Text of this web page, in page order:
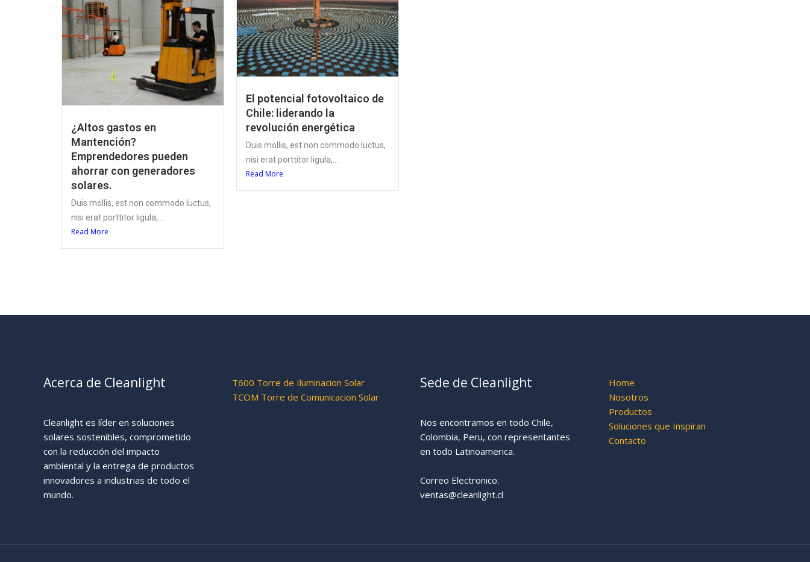
El potencial fotovoltaico de
Chile: liderando la
revolución energética
Duis mollis, est non commodo luctus,
nisi erat porttitor ligula,...
Read More
¿Altos gastos en
Mantención?
Emprendedores pueden
ahorrar con generadores
solares.
Duis mollis, est non commodo luctus,
nisi erat porttitor ligula,...
Read More
Acerca de Cleanlight
Cleanlight es líder en soluciones
solares sostenibles, comprometido
con la reducción del impacto
ambiental y la entrega de productos
innovadores a industrias de todo el
mundo.
T600 Torre de Iluminacion Solar
TCOM Torre de Comunicacion Solar
Sede de Cleanlight
Nos encontramos en todo Chile,
Colombia, Peru, con representantes
en todo Latinoamerica.
Correo Electronico:
ventas@cleanlight.cl
Home
Nosotros
Productos
Soluciones que Inspiran
Contacto